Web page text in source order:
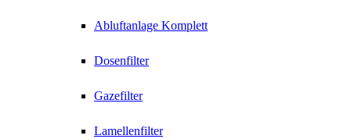
Abluftanlage Komplett
Dosenfilter
Gazefilter
Lamellenfilter